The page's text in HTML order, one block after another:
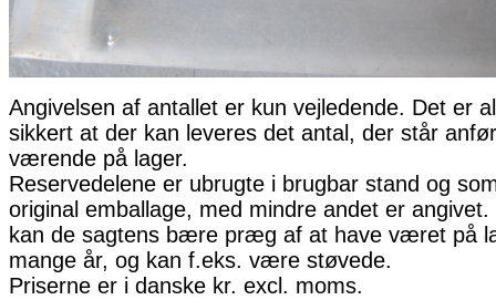
Angivelsen af antallet er kun vejledende. Det er
sikkert at der kan leveres det antal, der står
værende på lager.
Reservedelene er ubrugte i brugbar stand og
original emballage, med mindre andet er angivet.
kan de sagtens bære præg af at have været på
mange år, og kan f.eks. være støvede.
Priserne er i danske kr. excl. moms.